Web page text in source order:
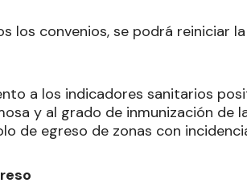
los convenios, se podrá reiniciar
a los indicadores sanitarios
y al grado de inmunización de
de egreso de zonas con